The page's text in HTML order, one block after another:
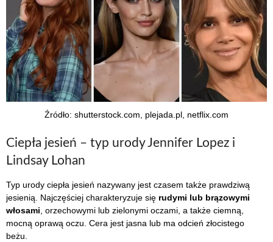
Źródło: shutterstock.com, plejada.pl, netflix.com
Ciepła jesień – typ urody Jennifer Lopez i
Lindsay Lohan
Typ urody ciepła jesień nazywany jest czasem także prawdziwą
jesienią. Najczęściej charakteryzuje się rudymi lub brązowymi
włosami , orzechowymi lub zielonymi oczami, a także ciemną,
mocną oprawą oczu. Cera jest jasna lub ma odcień złocistego
beżu.